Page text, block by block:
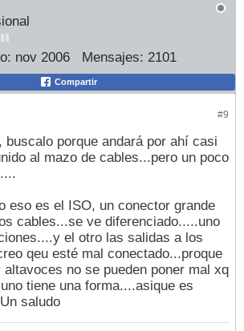
nov 2006 Mensajes: 2101
Compartir
#9
buscalo porque andará por ahí casi
al mazo de cables...pero un poco
eso es el ISO, un conector grande
cables...se ve diferenciado.....uno
el otro las salidas a los
qeu esté mal conectado...proque
no se pueden poner mal xq
tiene una forma....asique es
saludo